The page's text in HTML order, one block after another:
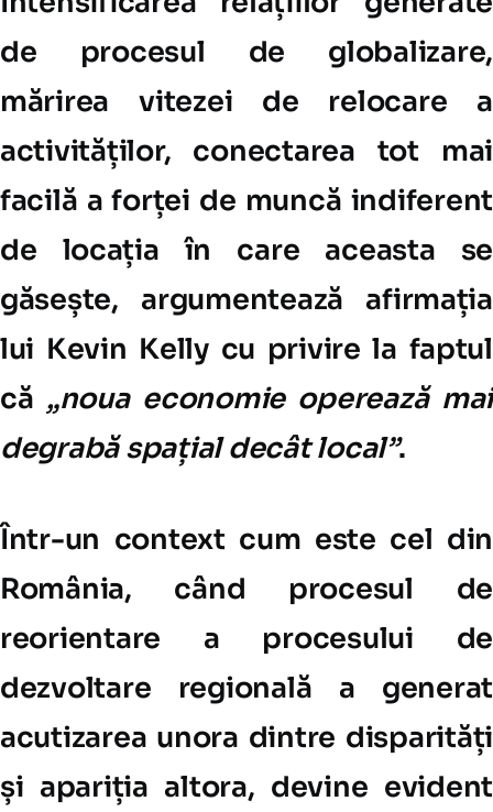
de procesul de globalizare,
mărirea vitezei de relocare a
activităților, conectarea tot mai
facilă a forței de muncă indiferent
de locația în care aceasta se
găsește, argumentează afirmația
lui Kevin Kelly cu privire la faptul
că „noua economie operează mai
degrabă spațial decât local”.
Într-un context cum este cel din
România, când procesul de
reorientare a procesului de
dezvoltare regională a generat
acutizarea unora dintre disparități
și apariția altora, devine evident